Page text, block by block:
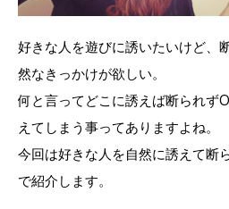
好きな人を遊びに誘いたいけど、
然なきっかけが欲しい。
何と言ってどこに誘えば断られず
えてしまう事ってありますよね。
今回は好きな人を自然に誘えて断
で紹介します。